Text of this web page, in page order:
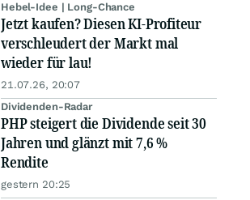
Hebel-Idee | Long-Chance
Jetzt kaufen? Diesen KI-Profiteur
verschleudert der Markt mal
wieder für lau!
21.07.26, 20:07
Dividenden-Radar
PHP steigert die Dividende seit 30
Jahren und glänzt mit 7,6 %
Rendite
gestern 20:25